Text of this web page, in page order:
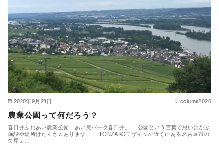
2020年9月28日 column2020
農業公園って何だろう？
春日井ふれあい農業公園「あい農パーク春日井」 公園という言葉で思い浮かぶ
施設や場所はたくさんあります。 TONZAKOデザインの近くにある名古屋市の
久屋大…